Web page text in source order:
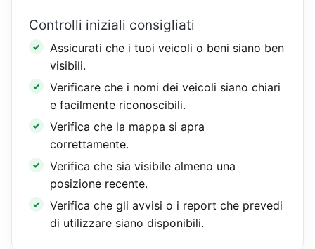
Controlli iniziali consigliati
Assicurati che i tuoi veicoli o beni siano ben
visibili.
Verificare che i nomi dei veicoli siano chiari
e facilmente riconoscibili.
Verifica che la mappa si apra
correttamente.
Verifica che sia visibile almeno una
posizione recente.
Verifica che gli avvisi o i report che prevedi
di utilizzare siano disponibili.